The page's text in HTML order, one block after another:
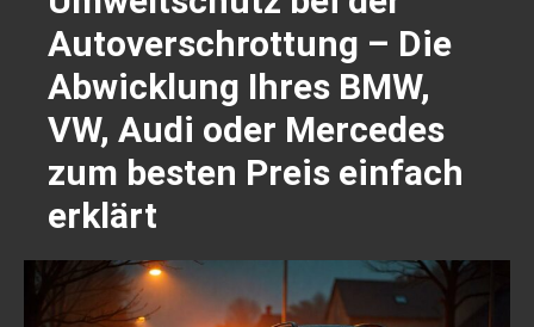
Autoverschrottung – Die
Abwicklung Ihres BMW,
VW, Audi oder Mercedes
zum besten Preis einfach
erklärt